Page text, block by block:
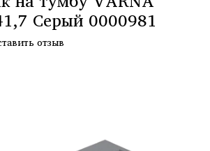
Серый 0000981
отзыв